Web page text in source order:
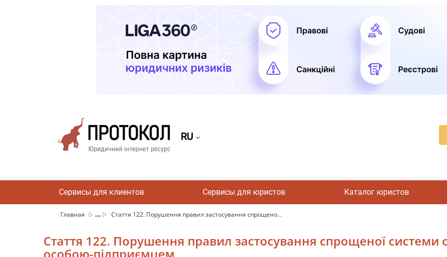
RU
Сервисы для клиентов Сервисы для юристов Каталог юристов
Главная ... Стаття 122. Порушення правил застосування спрощено...
Стаття 122. Порушення правил застосування спрощеної